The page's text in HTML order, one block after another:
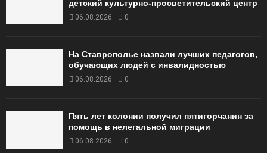
детский культурно-просветительский центр
06.08.2026 0
На Ставрополье назвали лучших педагогов,
обучающих людей с инвалидностью
06.08.2026 0
Пять лет колонии получил пятигорчанин за
помощь в нелегальной миграции
06.08.2026 0